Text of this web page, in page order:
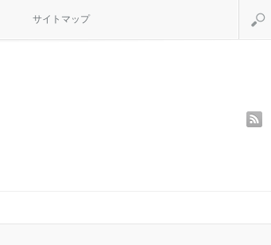
サイトマップ